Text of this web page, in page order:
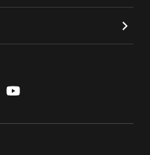
youtube